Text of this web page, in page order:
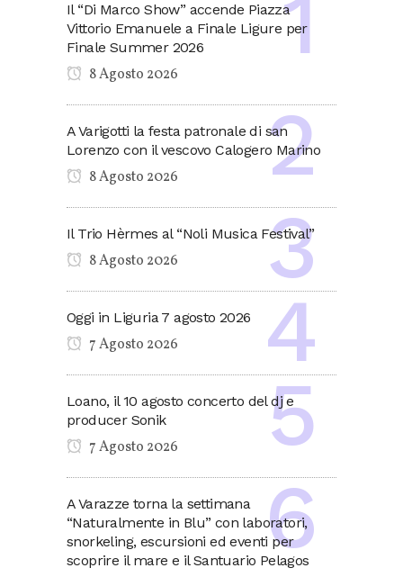
Il “Di Marco Show” accende Piazza
Vittorio Emanuele a Finale Ligure per
Finale Summer 2026
8 Agosto 2026
A Varigotti la festa patronale di san
Lorenzo con il vescovo Calogero Marino
8 Agosto 2026
Il Trio Hèrmes al “Noli Musica Festival”
8 Agosto 2026
Oggi in Liguria 7 agosto 2026
7 Agosto 2026
Loano, il 10 agosto concerto del dj e
producer Sonik
7 Agosto 2026
A Varazze torna la settimana
“Naturalmente in Blu” con laboratori,
snorkeling, escursioni ed eventi per
scoprire il mare e il Santuario Pelagos